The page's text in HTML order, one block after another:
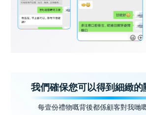
我們確保您可以得到細緻的
每壹份禮物嘅背後都係顧客對我哋